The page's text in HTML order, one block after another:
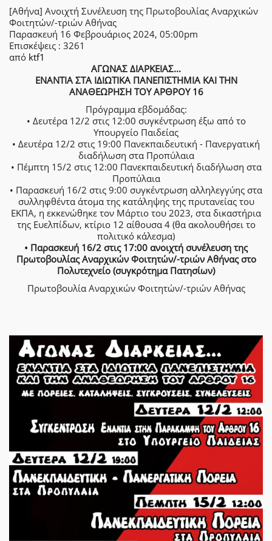
[Αθήνα] Ανοιχτή Συνέλευση της Πρωτοβουλίας Αναρχικών
Φοιτητών/-τριών Αθήνας
Παρασκευή 16 Φεβρουάριος 2024, 05:00pm
Επισκέψεις : 3261
από ktf1
ΑΓΩΝΑΣ ΔΙΑΡΚΕΙΑΣ...
ΕΝΑΝΤΙΑ ΣΤΑ ΙΔΙΩΤΙΚΑ ΠΑΝΕΠΙΣΤΗΜΙΑ ΚΑΙ ΤΗΝ
ΑΝΑΘΕΩΡΗΣΗ ΤΟΥ ΑΡΘΡΟΥ 16
Πρόγραμμα εβδομάδας:
• Δευτέρα 12/2 στις 12:00 συγκέντρωση έξω από το
Υπουργείο Παιδείας
• Δευτέρα 12/2 στις 19:00 Πανεκπαιδευτική - Πανεργατική
διαδήλωση στα Προπύλαια
• Πέμπτη 15/2 στις 12:00 Πανεκπαιδευτική διαδήλωση στα
Προπύλαια
• Παρασκευή 16/2 στις 9:00 συγκέντρωση αλληλεγγύης στα
συλληφθέντα άτομα της κατάληψης της πρυτανείας του
ΕΚΠΑ, η εκκενώθηκε τον Μάρτιο του 2023, στα δικαστήρια
της Ευελπίδων, κτίριο 12 αίθουσα 4 (θα ακολουθήσει το
πολιτικό κάλεσμα)
• Παρασκευή 16/2 στις 17:00 ανοιχτή συνέλευση της
Πρωτοβουλίας Αναρχικών Φοιτητών/-τριών Αθήνας στο
Πολυτεχνείο (συγκρότημα Πατησίων)
Πρωτοβουλία Αναρχικών Φοιτητών/-τριών Αθήνας